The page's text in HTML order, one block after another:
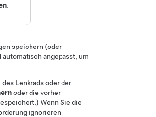
.
speichern (oder
automatisch angepasst, um
des Lenkrads oder der
oder die vorher
Wenn Sie die
ignorieren.